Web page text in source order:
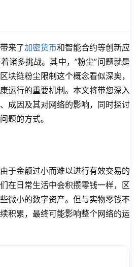
来了加密货币和智能合约等创新应
诸多挑战。其中，”粉尘”问题就是
块链粉尘限制这个概念看似深奥，
运行的重要机制。本文将带您深入
成因及其对网络的影响，同时探讨
题的方式。
于金额过小而难以进行有效交易的
在日常生活中会积攒零钱一样，区
微小的数字资产。但与实物零钱不
积累，最终可能影响整个网络的运